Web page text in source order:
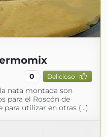
0 Delicioso
nata montada son
para el Roscón de
para utilizar en otras (...)